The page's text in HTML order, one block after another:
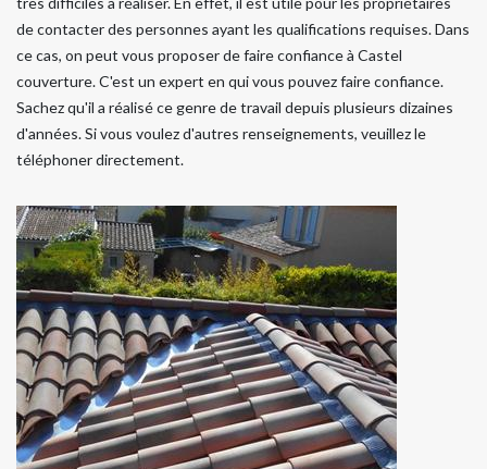
de contacter des personnes ayant les qualifications requises. Dans
ce cas, on peut vous proposer de faire confiance à Castel
couverture. C'est un expert en qui vous pouvez faire confiance.
Sachez qu'il a réalisé ce genre de travail depuis plusieurs dizaines
d'années. Si vous voulez d'autres renseignements, veuillez le
téléphoner directement.